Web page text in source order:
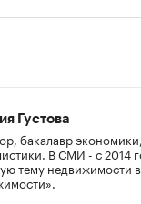
Густова
бакалавр
В СМИ - с 2014
тему недвижимости